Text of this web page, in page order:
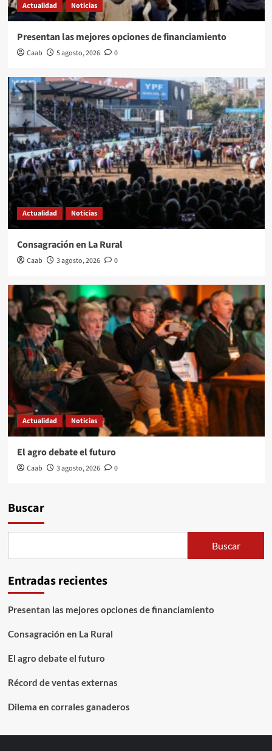
Actualidad Noticias
Presentan las mejores opciones de financiamiento
Caab 5 agosto, 2026 0
Actualidad Noticias
Consagración en La Rural
Caab 3 agosto, 2026 0
Actualidad Noticias
El agro debate el futuro
Caab 3 agosto, 2026 0
Buscar
Buscar
Entradas recientes
Presentan las mejores opciones de financiamiento
Consagración en La Rural
El agro debate el futuro
Récord de ventas externas
Dilema en corrales ganaderos